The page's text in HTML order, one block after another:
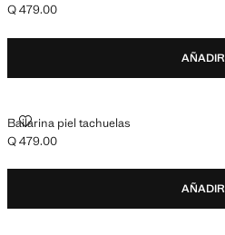
Precio actual [Q 479.00 ]
Q 479.00
AÑADIR
Bailarina piel tachuelas
BAILARINA PIEL TACHUELAS
Precio actual [Q 479.00 ]
Q 479.00
AÑADIR